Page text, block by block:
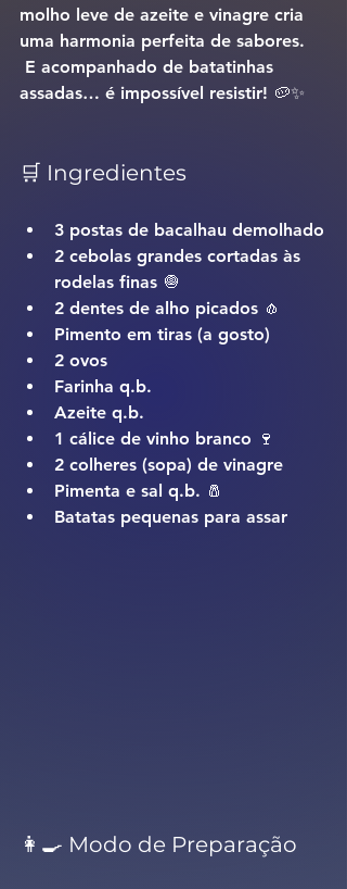
molho leve de azeite e vinagre cria
uma harmonia perfeita de sabores.
assadas… é impossível resistir! 🥔✨
🛒 Ingredientes
3 postas de bacalhau demolhado
2 cebolas grandes cortadas às
rodelas finas 🧅
2 dentes de alho picados 🧄
Pimento em tiras (a gosto)
2 ovos
Farinha q.b.
Azeite q.b.
1 cálice de vinho branco 🍷
2 colheres (sopa) de vinagre
Pimenta e sal q.b. 🧂
Batatas pequenas para assar
👩‍🍳 Modo de Preparação